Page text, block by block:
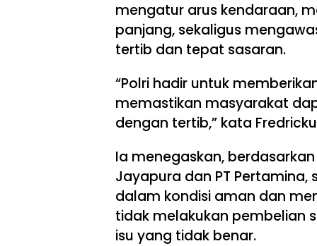
mengatur arus kendaraan,
panjang, sekaligus
tertib dan tepat sasaran.
“Polri hadir untuk
memastikan masyarakat
dengan tertib,” kata
Ia menegaskan,
Jayapura dan PT Pertamina,
dalam kondisi aman dan
tidak melakukan pembelian
isu yang tidak benar.